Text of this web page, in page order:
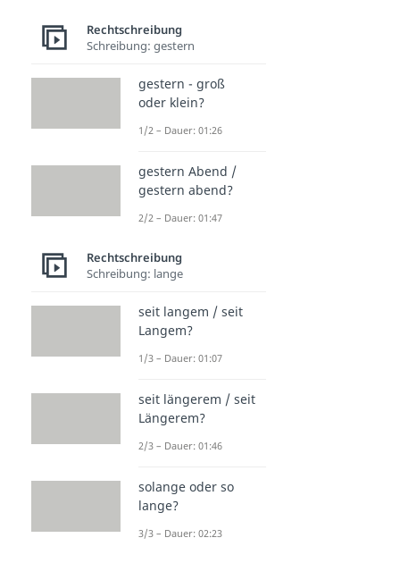
Rechtschreibung
Schreibung: gestern
gestern - groß
oder klein?
1/2 – Dauer: 01:26
gestern Abend /
gestern abend?
2/2 – Dauer: 01:47
Rechtschreibung
Schreibung: lange
seit langem / seit
Langem?
1/3 – Dauer: 01:07
seit längerem / seit
Längerem?
2/3 – Dauer: 01:46
solange oder so
lange?
3/3 – Dauer: 02:23